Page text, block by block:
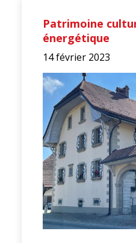
Patrimoine
énergétique
14 février 2023